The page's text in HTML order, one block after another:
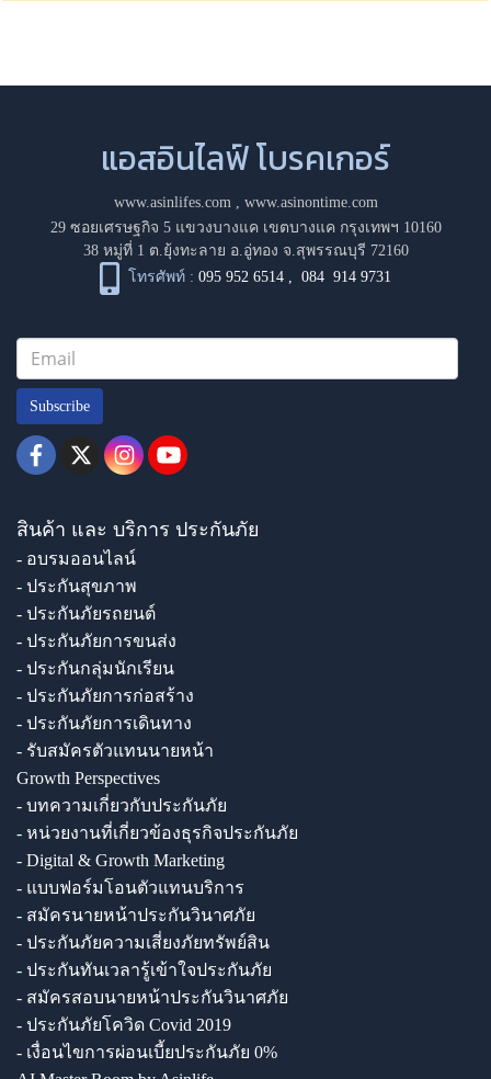
แอสอินไลฟ์ โบรคเกอร์
www.asinlifes.com, www.asinontime.com
29 ซอยเศรษฐกิจ 5 แขวงบางแค เขตบางแค กรุงเทพฯ 10160
38 หมู่ที่ 1 ต.ยุ้งทะลาย อ.อู่ทอง จ.สุพรรณบุรี 72160
โทรศัพท์ : 095 952 6514 ,084 914 9731
Subscribe
สินค้า และ บริการ ประกันภัย
- อบรมออนไลน์
- ประกันสุขภาพ
- ประกันภัยรถยนต์
- ประกันภัยการขนส่ง
- ประกันกลุ่มนักเรียน
- ประกันภัยการก่อสร้าง
- ประกันภัยการเดินทาง
- รับสมัครตัวแทนนายหน้า
Growth Perspectives
- บทความเกี่ยวกับประกันภัย
- หน่วยงานที่เกี่ยวข้องธุรกิจประกันภัย
- Digital & Growth Marketing
- แบบฟอร์มโอนตัวแทนบริการ
- สมัครนายหน้าประกันวินาศภัย
- ประกันภัยความเสี่ยงภัยทรัพย์สิน
- ประกันทันเวลารู้เข้าใจประกันภัย
- สมัครสอบนายหน้าประกันวินาศภัย
- ประกันภัยโควิด Covid 2019
- เงื่อนไขการผ่อนเบี้ยประกันภัย 0%